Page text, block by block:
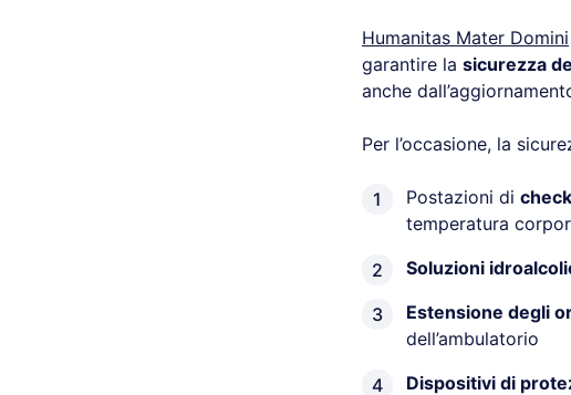
Humanitas Mater Domini
garantire la sicurezza
anche
Per l’occasione, la
Postazioni di
temperatura
Soluzioni
Estensione degli
dell’ambulatorio
Dispositivi di